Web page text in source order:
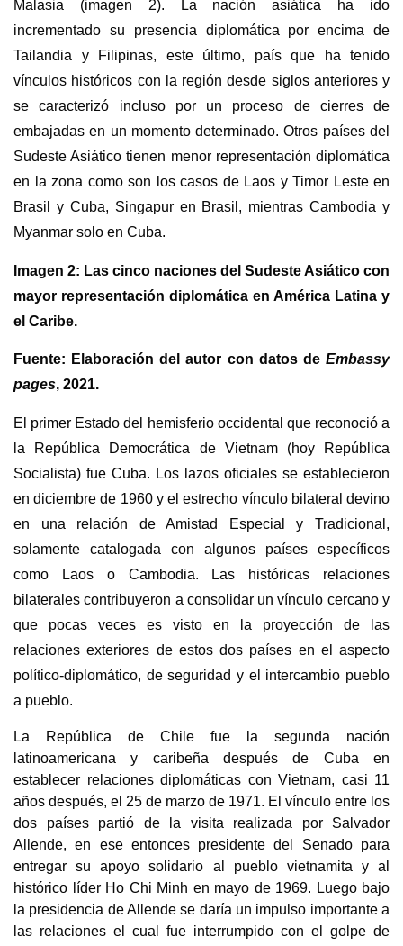
Malasia (imagen 2). La nación asiática ha ido
incrementado su presencia diplomática por encima de
Tailandia y Filipinas, este último, país que ha tenido
vínculos históricos con la región desde siglos anteriores y
se caracterizó incluso por un proceso de cierres de
embajadas en un momento determinado. Otros países del
Sudeste Asiático tienen menor representación diplomática
en la zona como son los casos de Laos y Timor Leste en
Brasil y Cuba, Singapur en Brasil, mientras Cambodia y
Myanmar solo en Cuba.
Imagen 2: Las cinco naciones del Sudeste Asiático con
mayor representación diplomática en América Latina y
el Caribe.
Fuente: Elaboración del autor con datos de Embassy
pages, 2021.
El primer Estado del hemisferio occidental que reconoció a
la República Democrática de Vietnam (hoy República
Socialista) fue Cuba. Los lazos oficiales se establecieron
en diciembre de 1960 y el estrecho vínculo bilateral devino
en una relación de Amistad Especial y Tradicional,
solamente catalogada con algunos países específicos
como Laos o Cambodia. Las históricas relaciones
bilaterales contribuyeron a consolidar un vínculo cercano y
que pocas veces es visto en la proyección de las
relaciones exteriores de estos dos países en el aspecto
político-diplomático, de seguridad y el intercambio pueblo
a pueblo.
La República de Chile fue la segunda nación
latinoamericana y caribeña después de Cuba en
establecer relaciones diplomáticas con Vietnam, casi 11
años después, el 25 de marzo de 1971. El vínculo entre los
dos países partió de la visita realizada por Salvador
Allende, en ese entonces presidente del Senado para
entregar su apoyo solidario al pueblo vietnamita y al
histórico líder Ho Chi Minh en mayo de 1969. Luego bajo
la presidencia de Allende se daría un impulso importante a
las relaciones el cual fue interrumpido con el golpe de